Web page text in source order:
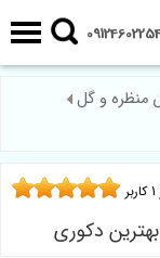
منظره و گل
1کاربر